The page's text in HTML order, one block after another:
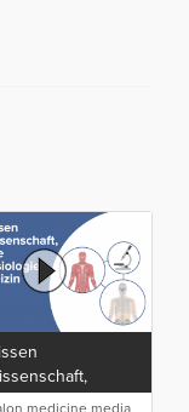
und Physiologie